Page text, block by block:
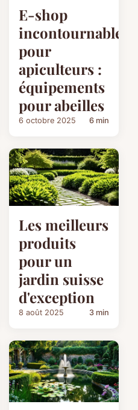
E-shop
incontournable
pour
apiculteurs :
équipements
pour abeilles
6 octobre 2025 6 min
Les meilleurs
produits
pour un
jardin suisse
d'exception
8 août 2025 3 min